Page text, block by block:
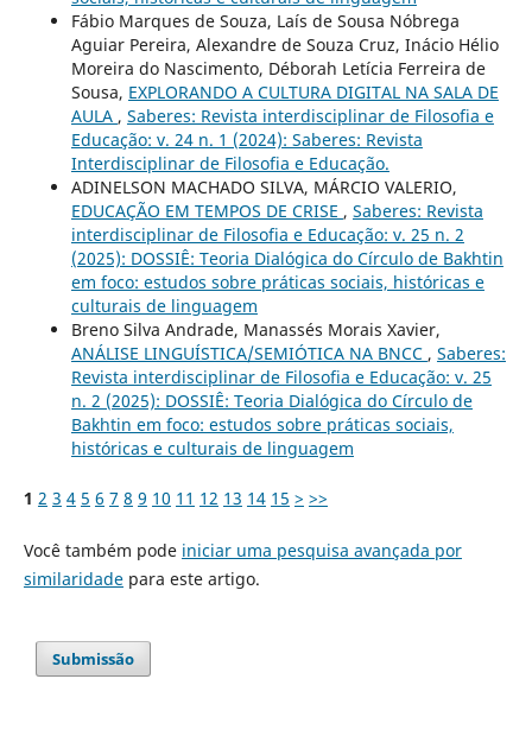
Fábio Marques de Souza, Laís de Sousa Nóbrega
Aguiar Pereira, Alexandre de Souza Cruz, Inácio Hélio
Moreira do Nascimento, Déborah Letícia Ferreira de
Sousa, EXPLORANDO A CULTURA DIGITAL NA SALA DE
AULA , Saberes: Revista interdisciplinar de Filosofia e
Educação: v. 24 n. 1 (2024): Saberes: Revista
Interdisciplinar de Filosofia e Educação.
ADINELSON MACHADO SILVA, MÁRCIO VALERIO,
EDUCAÇÃO EM TEMPOS DE CRISE , Saberes: Revista
interdisciplinar de Filosofia e Educação: v. 25 n. 2
(2025): DOSSIÊ: Teoria Dialógica do Círculo de Bakhtin
em foco: estudos sobre práticas sociais, históricas e
culturais de linguagem
Breno Silva Andrade, Manassés Morais Xavier,
ANÁLISE LINGUÍSTICA/SEMIÓTICA NA BNCC , Saberes:
Revista interdisciplinar de Filosofia e Educação: v. 25
n. 2 (2025): DOSSIÊ: Teoria Dialógica do Círculo de
Bakhtin em foco: estudos sobre práticas sociais,
históricas e culturais de linguagem
1 2 3 4 5 6 7 8 9 10 11 12 13 14 15 > >>
Você também pode iniciar uma pesquisa avançada por
similaridadepara este artigo.
Submissão